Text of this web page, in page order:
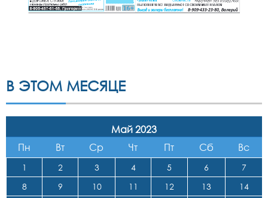
В ЭТОМ МЕСЯЦЕ
Май 2023
Пн
Вт Ср Чт Пт Сб Вс
1 2 3 4 5 6
7
8
9 10 11 12 13
14